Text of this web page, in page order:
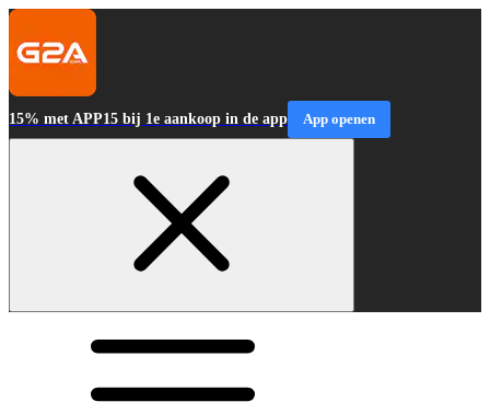
15% met APP15 bij 1e aankoop in de app App openen